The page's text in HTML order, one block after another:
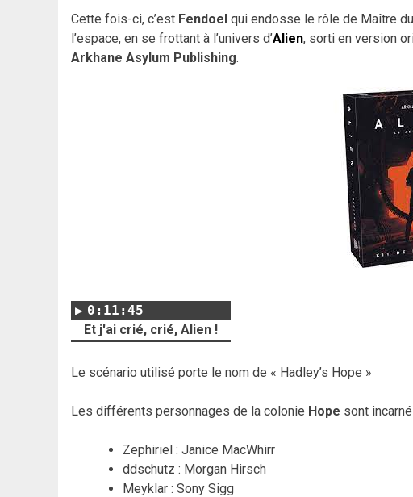
Cette fois-ci, c’est Fendoel qui endosse le rôle de Maître
l’espace, en se frottant à l’univers d’Alien, sorti en version
Arkhane Asylum Publishing.
0:11:45
Et j'ai crié, crié, Alien !
Le scénario utilisé porte le nom de « Hadley’s Hope »
Les différents personnages de la colonie Hope sont
Zephiriel : Janice MacWhirr
ddschutz : Morgan Hirsch
Meyklar : Sony Sigg